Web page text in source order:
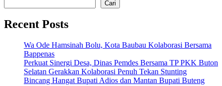
Cari
Recent Posts
Wa Ode Hamsinah Bolu, Kota Baubau Kolaborasi Bersama
Bappenas
Perkuat Sinergi Desa, Dinas Pemdes Bersama TP PKK Buton
Selatan Gerakkan Kolaborasi Penuh Tekan Stunting
Bincang Hangat Bupati Adios dan Mantan Bupati Buteng